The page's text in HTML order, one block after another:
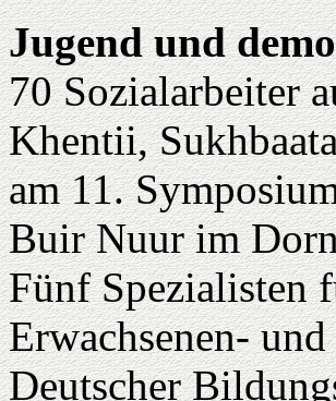
Jugend und
70 Sozialarbeiter
Khentii,
am 11.
Buir Nuur im
Fünf Spezialisten
Erwachsenen-
Deutscher